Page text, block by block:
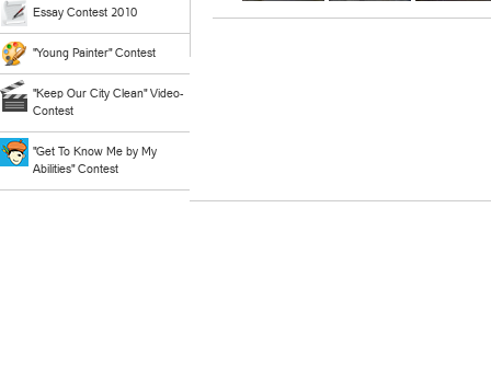
Essay Contest 2010
"Young Painter" Contest
"Keep Our City Clean" Video-
Contest
"Get To Know Me by My
Abilities" Contest